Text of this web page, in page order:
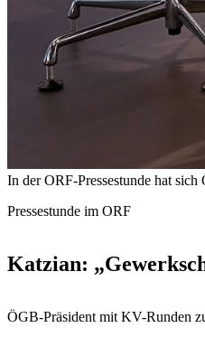
In der ORF-Pressestunde hat
Pressestunde im ORF
Katzian:
ÖGB-Präsident mit KV-Runden